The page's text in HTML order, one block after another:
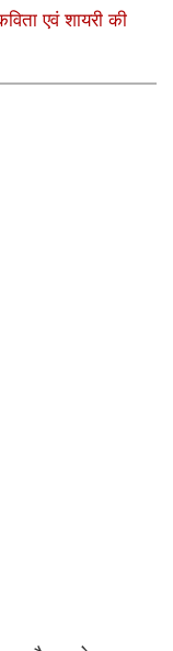
एवं शायरी की